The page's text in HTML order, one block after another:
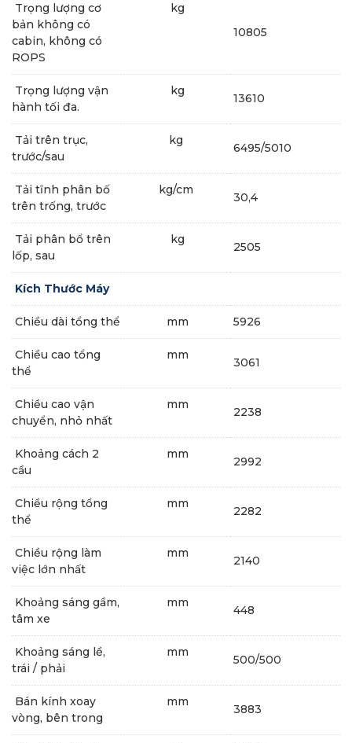
Trọng lượng cơ
bản không có
cabin, không có
ROPS
kg
10805
Trọng lượng vận
hành tối đa.
kg
13610
Tải trên trục,
trước/sau
kg
6495/5010
Tải tĩnh phân bố
trên trống, trước
kg/cm
30,4
Tải phân bổ trên
lốp, sau
kg
2505
Kích Thước Máy
Chiều dài tổng thể mm 5926
Chiều cao tổng
thể
mm
3061
Chiều cao vận
chuyển, nhỏ nhất
mm
2238
Khoảng cách 2
cầu
mm
2992
Chiều rộng tổng
thể
mm
2282
Chiều rộng làm
việc lớn nhất
mm
2140
Khoảng sáng gầm,
tâm xe
mm
448
Khoảng sáng lề,
trái / phải
mm
500/500
Bán kính xoay
vòng, bên trong
mm
3883